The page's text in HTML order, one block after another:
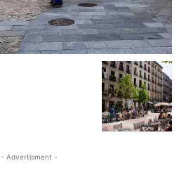
- Advertisment -